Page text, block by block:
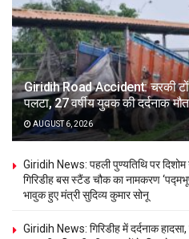
Giridih Road Accident: चरकी
पलटा, 27 वर्षीय युवक की दर्दनाक
AUGUST 6, 2026
Giridih News: पहली पुण्यतिथि पर
गिरिडीह बस स्टैंड चौक का नामकरण
भावुक हुए मंत्री सुदिव्य कुमार सोनू
Giridih News: गिरिडीह में दर्दनाक